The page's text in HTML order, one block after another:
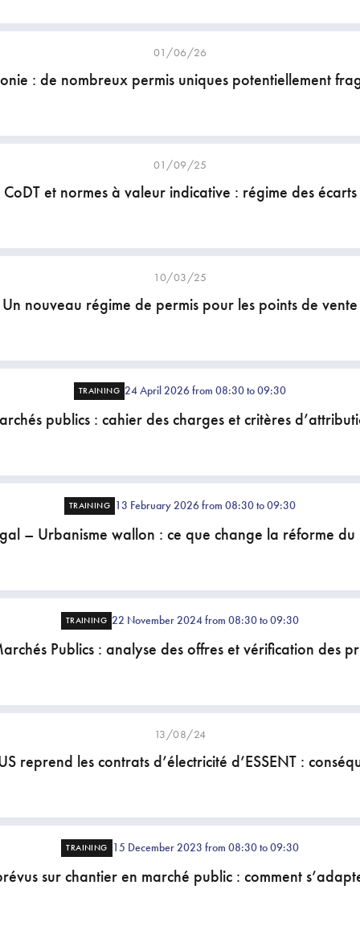
01/06/26
: de nombreux permis uniques potentiellement
01/09/25
CoDT et normes à valeur indicative : régime des écarts
10/03/25
Un nouveau régime de permis pour les points de vente
TRAINING 24 April 2026 from 08:30 to 09:30
publics : cahier des charges et critères
TRAINING 13 February 2026 from 08:30 to 09:30
– Urbanisme wallon : ce que change la réforme du
TRAINING 22 November 2024 from 08:30 to 09:30
Publics : analyse des offres et vérification des
13/08/24
reprend les contrats d’électricité d’ESSENT :
TRAINING 15 December 2023 from 08:30 to 09:30
sur chantier en marché public : comment